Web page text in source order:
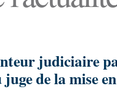
judiciaire
de la mise